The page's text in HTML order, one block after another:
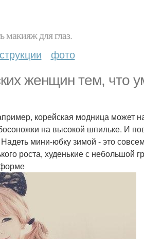
макияж для глаз.
фото
женщин тем, что
корейская модница может
на высокой шпильке. И
мини-юбку зимой - это
роста, худенькие с небольшой